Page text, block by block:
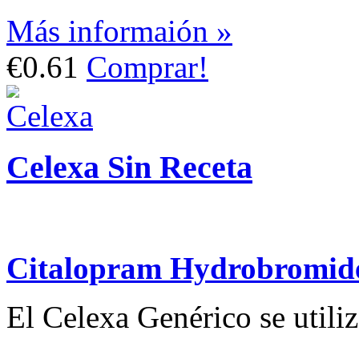
Más informaión »
€0.61 Comprar!
Celexa Sin Receta
Citalopram
El Celexa Genérico se